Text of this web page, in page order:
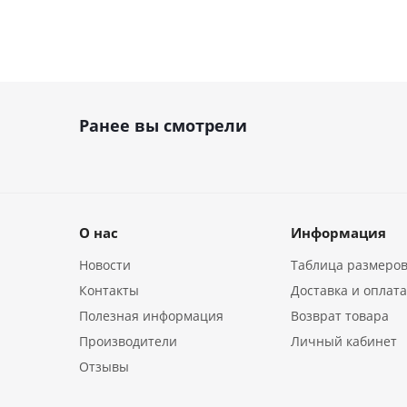
Ранее вы смотрели
О нас
Новости
Контакты
Полезная информация
Производители
Отзывы
Информация
Таблица
Доставка и оплата
Возврат товара
Личный кабинет